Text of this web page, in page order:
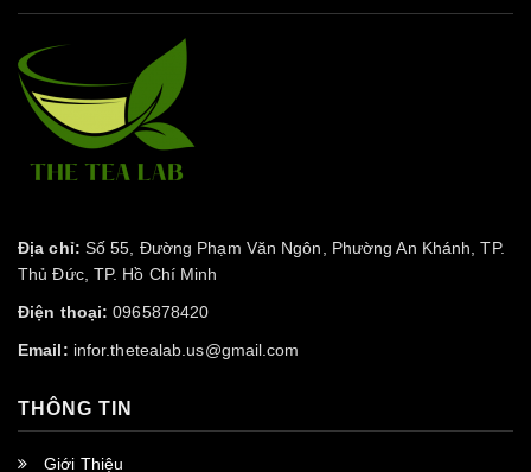
Địa chỉ: Số 55, Đường Phạm Văn Ngôn, Phường An Khánh, TP.
Thủ Đức, TP. Hồ Chí Minh
Điện thoại: 0965878420
Email: infor.thetealab.us@gmail.com
THÔNG TIN
Giới Thiệu